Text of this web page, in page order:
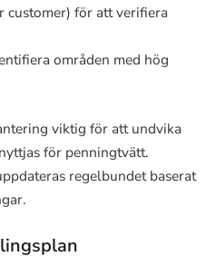
customer) för att verifiera
områden med hög
viktig för att undvika
för penningtvätt.
regelbundet baserat